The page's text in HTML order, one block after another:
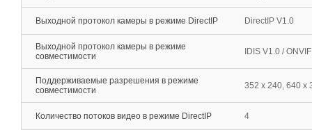
Выходной протокол камеры в режиме DirectIP DirectIP V1.0
Выходной протокол камеры в режиме
совместимости
IDIS V1.0 /
Поддерживаемые разрешения в режиме
совместимости
352 x 240, 640 х
Количество потоков видео в режиме DirectIP 4